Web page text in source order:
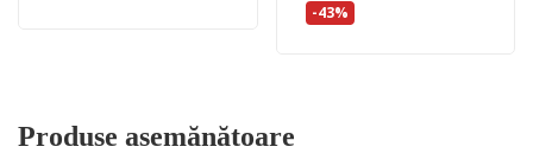
-43%
Produse asemănătoare